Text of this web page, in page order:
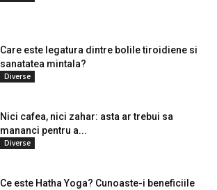
Care este legatura dintre bolile tiroidiene si
sanatatea mintala?
Diverse
Nici cafea, nici zahar: asta ar trebui sa
mananci pentru a...
Diverse
Ce este Hatha Yoga? Cunoaste-i beneficiile